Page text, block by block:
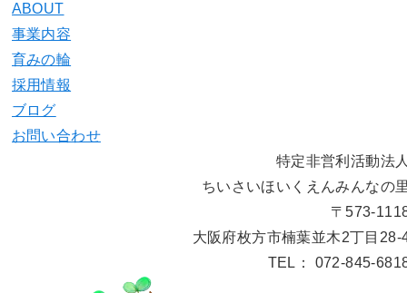
ABOUT
事業内容
育みの輪
採用情報
ブログ
お問い合わせ
特定非営利活動法
ちいさいほいくえんみんなの
〒573-
大阪府枚方市楠葉並木2丁目28-
TEL： 072-845-